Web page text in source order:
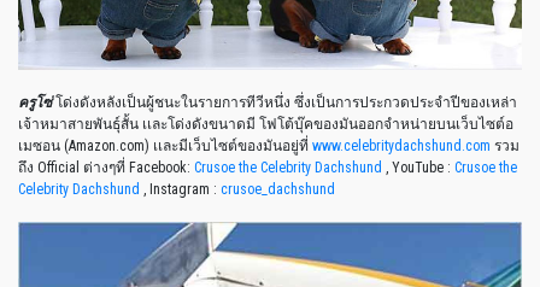
ครูโซ่ โด่งดังหลังเป็นผู้ชนะในรายการทีวีหนึ่ง ซึ่งเป็นการประกวดประจำปีของเหล่า
เจ้าหมาสายพันธุ์สั้น เเละโด่งดังขนาดมี โฟโต้บุ๊คของมันออกจำหน่ายบนเว็บไซต์อ
เมซอน (Amazon.com) เเละมีเว็บไซต์ของมันอยู่ที่ www.celebritydachshund.com รวม
ถึง Official ต่างๆที่ Facebook: Crusoe the Celebrity Dachshund , YouTube : Crusoe the
Celebrity Dachshund , Instagram : crusoe_dachshund